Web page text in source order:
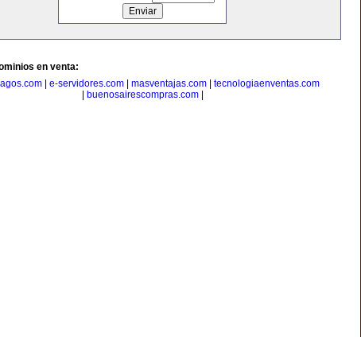
en venta:
e-servidores.com masventajas.com
tecnologiaenventas.com
buenosairescompras.com|